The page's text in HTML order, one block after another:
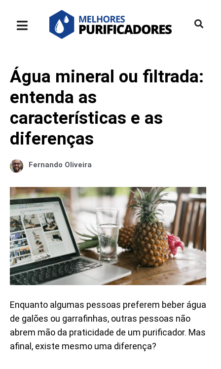
Água mineral ou filtrada:
entenda as
características e as
diferenças
Fernando Oliveira
Enquanto algumas pessoas preferem beber água
de galões ou garrafinhas, outras pessoas não
abrem mão da praticidade de um purificador. Mas
afinal, existe mesmo uma diferença?